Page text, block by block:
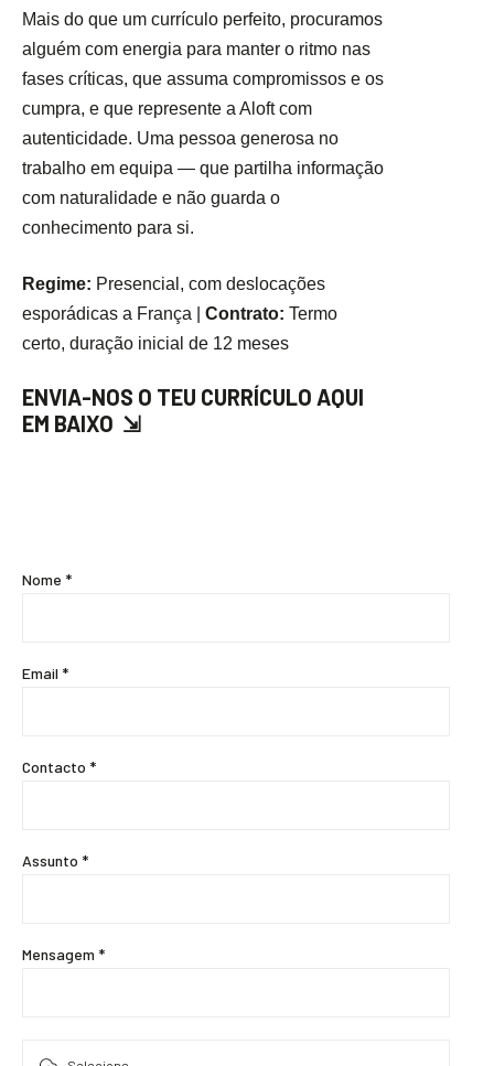
Mais do que um currículo perfeito, procuramos
alguém com energia para manter o ritmo nas
fases críticas, que assuma compromissos e os
cumpra, e que represente a Aloft com
autenticidade. Uma pessoa generosa no
trabalho em equipa — que partilha informação
com naturalidade e não guarda o
conhecimento para si.
Regime: Presencial, com deslocações
esporádicas a França | Contrato: Termo
certo, duração inicial de 12 meses
ENVIA-NOS O TEU CURRÍCULO AQUI
EM BAIXO ⇲
Nome *
Email *
Contacto *
Assunto *
Mensagem *